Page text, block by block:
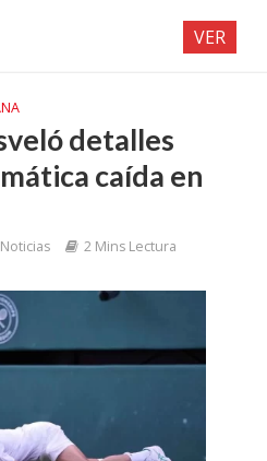
detalles
caída en
2 Mins Lectura
VER